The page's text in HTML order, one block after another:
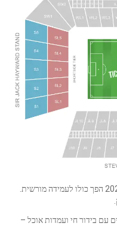
היציע עבר שיפוץ ב-1993 ולפני עונת 2023/24 הפך כולו לעמידה מורשית.
עם בידור חי ועמדות אוכל –